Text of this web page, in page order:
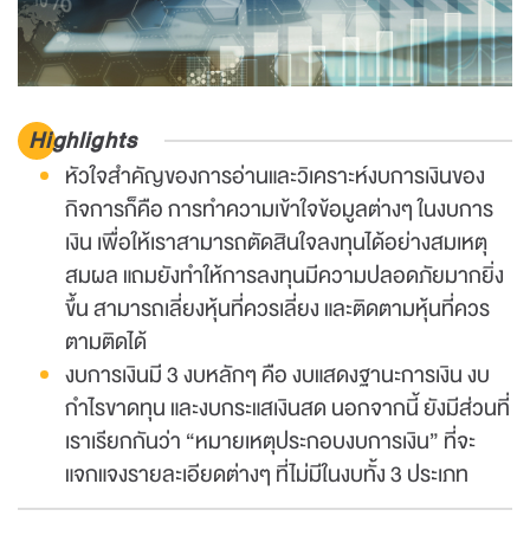
Highlights
หัวใจสำคัญของการอ่านและวิเคราะห์งบการเงินของ
กิจการก็คือ การทำความเข้าใจข้อมูลต่างๆ ในงบการ
เงิน เพื่อให้เราสามารถตัดสินใจลงทุนได้อย่างสมเหตุ
สมผล แถมยังทำให้การลงทุนมีความปลอดภัยมากยิ่ง
ขึ้น สามารถเลี่ยงหุ้นที่ควรเลี่ยง และติดตามหุ้นที่ควร
ตามติดได้
งบการเงินมี 3 งบหลักๆ คือ งบแสดงฐานะการเงิน งบ
กำไรขาดทุน และงบกระแสเงินสด นอกจากนี้ ยังมีส่วนที่
เราเรียกกันว่า “หมายเหตุประกอบงบการเงิน” ที่จะ
แจกแจงรายละเอียดต่างๆ ที่ไม่มีในงบทั้ง 3 ประเภท